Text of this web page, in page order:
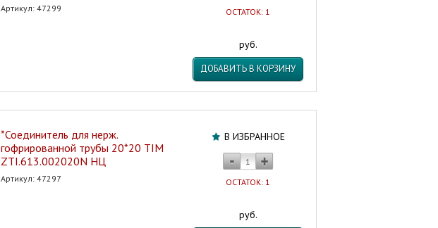
ОСТАТОК: 1
руб.
ДОБАВИТЬ В КОРЗИНУ
Артикул: 47299
В ИЗБРАННОЕ
ОСТАТОК: 1
руб.
*Соединитель для нерж.
гофрированной трубы 20*20 TIM
ZTI.613.002020N НЦ
Артикул: 47297